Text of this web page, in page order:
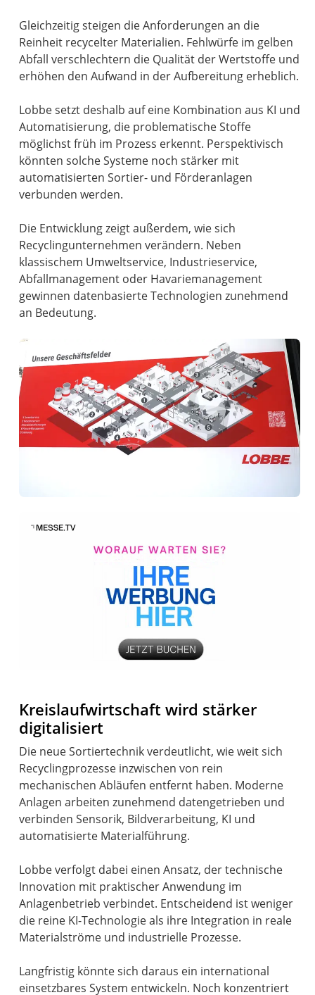
Gleichzeitig steigen die Anforderungen an die
Reinheit recycelter Materialien. Fehlwürfe im gelben
Abfall verschlechtern die Qualität der Wertstoffe und
erhöhen den Aufwand in der Aufbereitung erheblich.
Lobbe setzt deshalb auf eine Kombination aus KI und
Automatisierung, die problematische Stoffe
möglichst früh im Prozess erkennt. Perspektivisch
könnten solche Systeme noch stärker mit
automatisierten Sortier- und Förderanlagen
verbunden werden.
Die Entwicklung zeigt außerdem, wie sich
Recyclingunternehmen verändern. Neben
klassischem Umweltservice, Industrieservice,
Abfallmanagement oder Havariemanagement
gewinnen datenbasierte Technologien zunehmend
an Bedeutung.
Kreislaufwirtschaft wird stärker
digitalisiert
Die neue Sortiertechnik verdeutlicht, wie weit sich
Recyclingprozesse inzwischen von rein
mechanischen Abläufen entfernt haben. Moderne
Anlagen arbeiten zunehmend datengetrieben und
verbinden Sensorik, Bildverarbeitung, KI und
automatisierte Materialführung.
Lobbe verfolgt dabei einen Ansatz, der technische
Innovation mit praktischer Anwendung im
Anlagenbetrieb verbindet. Entscheidend ist weniger
die reine KI-Technologie als ihre Integration in reale
Materialströme und industrielle Prozesse.
Langfristig könnte sich daraus ein international
einsetzbares System entwickeln. Noch konzentriert